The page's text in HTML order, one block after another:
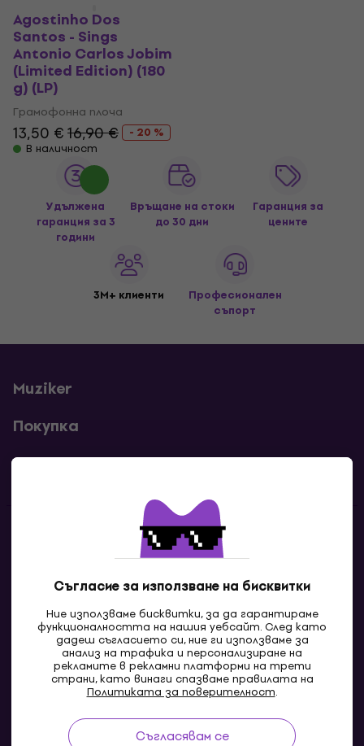
Съгласие за използване на бисквитки
Ние използваме бисквитки, за да гарантираме
функционалността на нашия уебсайт. След като
дадеш съгласието си, ние ги използваме за
анализ на трафика и персонализиране на
рекламите в рекламни платформи на трети
страни, като винаги спазваме правилата на
Политиката за поверителност.
Съгласявам се
Agostinho Dos
Santos - Sings
Antonio Carlos Jobim
(Limited Edition) (180
g) (LP)
Грамофонна плоча
13,50 €16,90 €
- 20 %
В наличност
Удължена
гаранция за 3
години
Връщане на стоки
до 30 дни
Гаранция за
цените
3M+ клиенти
Професионален
съпорт
Muziker
Покупка
Полезни линкове
Контакти
MK